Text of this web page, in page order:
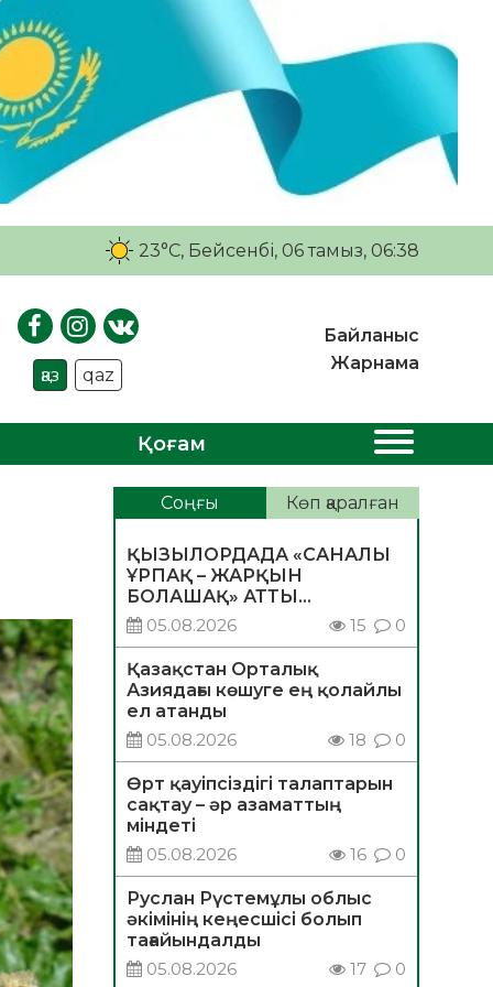
23°C, Бейсенбі, 06 тамыз, 06:38
қаз qaz
Байланыс
Жарнама
Қоғам
Соңғы Көп қаралған
ҚЫЗЫЛОРДАДА «САНАЛЫ
ҰРПАҚ – ЖАРҚЫН
БОЛАШАҚ» АТТЫ
КЕҢЕЙТІЛГЕН МӘЖІЛІС
ӨТТІ
05.08.2026 15 0
Қазақстан Орталық
Азиядағы көшуге ең қолайлы
ел атанды
05.08.2026
18 0
Өрт қауіпсіздігі талаптарын
сақтау – әр азаматтың
міндеті
05.08.2026
16 0
Руслан Рүстемұлы облыс
әкімінің кеңесшісі болып
тағайындалды
05.08.2026
17 0